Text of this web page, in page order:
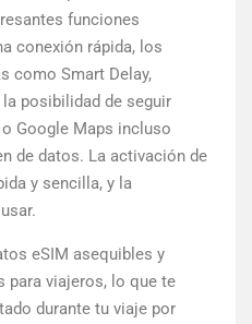
funciones
conexión rápida, los
como Smart Delay,
posibilidad de seguir
Google Maps incluso
de datos. La activación de
y sencilla, y la
eSIM asequibles y
para viajeros, lo que te
durante tu viaje por